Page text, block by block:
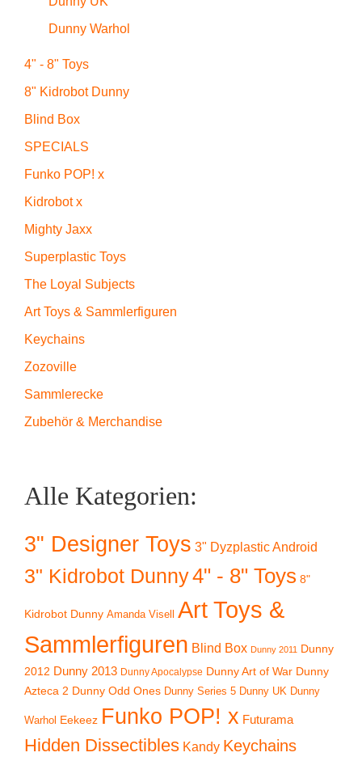
Dunny Warhol
4" - 8" Toys
8" Kidrobot Dunny
Blind Box
SPECIALS
Funko POP! x
Kidrobot x
Mighty Jaxx
Superplastic Toys
The Loyal Subjects
Art Toys & Sammlerfiguren
Keychains
Zozoville
Sammlerecke
Zubehör & Merchandise
Alle Kategorien:
3" Designer Toys 3" Dyzplastic Android
3" Kidrobot Dunny4" - 8" Toys 8"
Kidrobot Dunny Amanda Visell Art Toys &
Sammlerfiguren Blind Box Dunny 2011 Dunny
2012 Dunny 2013 Dunny Apocalypse Dunny Art of War Dunny
Azteca 2 Dunny Odd Ones Dunny Series 5 Dunny UK Dunny
Warhol Eekeez Funko POP! x Futurama
Hidden Dissectibles Kandy Keychains